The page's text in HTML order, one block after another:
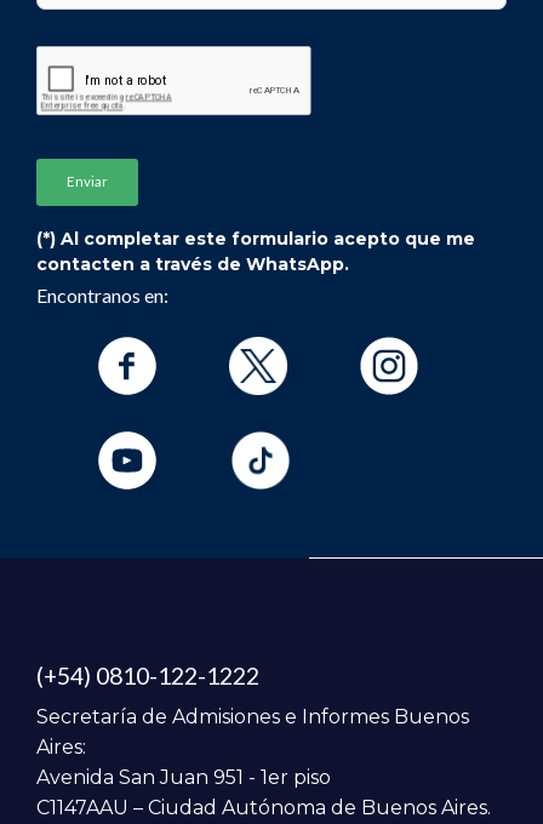
(*) Al completar este formulario acepto que me
contacten a través de WhatsApp.
Encontranos en:
(+54) 0810-122-1222
Secretaría de Admisiones e Informes Buenos
Aires:
Avenida San Juan 951 - 1er piso
C1147AAU – Ciudad Autónoma de Buenos Aires.